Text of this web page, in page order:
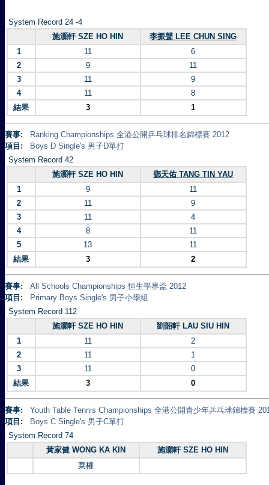
System Record 24 -4
施灝軒 SZE HO HIN
李振聲 LEE CHUN SING
1
11
6
2
9
11
3
11
9
4
11
8
結果
3 1
賽事:
Ranking Championships 全港公開乒乓球排名錦標賽 2012
項目:
Boys D Single's 男子D單打
System Record 42
施灝軒 SZE HO HIN
鄧天佑 TANG TIN YAU
1
9
11
2
11
9
3
11
4
4
8
11
5
13
11
結果
3 2
賽事:
All Schools Championships 恒生學界盃 2012
項目:
Primary Boys Single's 男子小學組
System Record 112
施灝軒 SZE HO HIN
劉韶軒 LAU SIU HIN
1
11
2
2
11
1
3
11
0
結果
3 0
賽事:
Youth Table Tennis Championships 全港公開青少年乒乓球錦標賽
項目:
Boys C Single's 男子C單打
System Record 74
黃家健 WONG KA KIN
施灝軒 SZE HO HIN
棄權